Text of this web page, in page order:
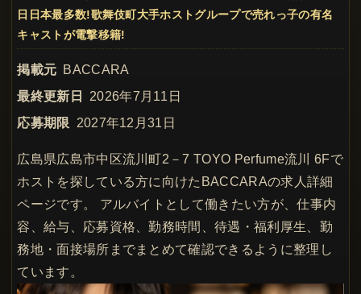
日日本最多数!歌舞伎町大手ホストグループで売れっ子の有名
キャストが電撃移籍!
掲載元 BACCARA
最終更新日
2026年7月11日
応募期限
2027年12月31日
広島県広島市中区流川町2－7 TOYO Perfume流川 6Fで
ホストを探している方に向けたBACCARAの求人詳細
ページです。 アルバイトとして働きたい方が、仕事内
容、給与、応募資格、勤務時間、待遇・福利厚生、勤
務地・面接場所までまとめて確認できるように整理し
ています。